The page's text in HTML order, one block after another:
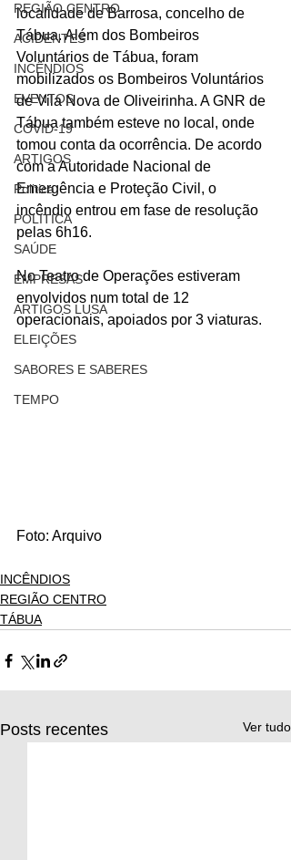
REGIÃO CENTRO
ACIDENTES
INCÊNDIOS
EVENTOS
COVID-19
ARTIGOS
Politica
POLITICA
SAÚDE
EMPRESAS
ARTIGOS LUSA
ELEIÇÕES
SABORES E SABERES
TEMPO
localidade de Barrosa, concelho de
Tábua. Além dos Bombeiros
Voluntários de Tábua, foram
mobilizados os Bombeiros Voluntários
de Vila Nova de Oliveirinha. A GNR de
Tábua também esteve no local, onde
tomou conta da ocorrência. De acordo
com a Autoridade Nacional de
Emergência e Proteção Civil, o
incêndio entrou em fase de resolução
pelas 6h16.
No Teatro de Operações estiveram
envolvidos num total de 12
operacionais, apoiados por 3 viaturas.
Foto: Arquivo
INCÊNDIOS
REGIÃO CENTRO
TÁBUA
Posts recentes Ver tudo